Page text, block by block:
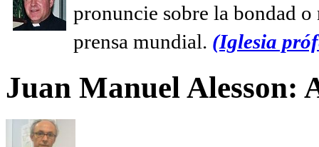
pronuncie sobre la bondad
prensa mundial. (Iglesia
Juan Manuel Alesson: